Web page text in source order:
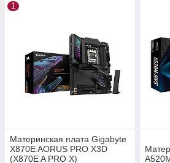
1
Материнская плата Gigabyte
X870E AORUS PRO X3D
(X870E A PRO X)